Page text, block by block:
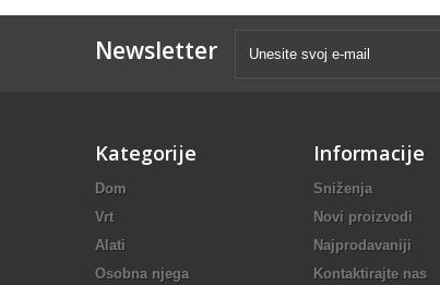
Newsletter
Kategorije
Dom
Vrt
Alati
Osobna njega
Informacije
Sniženja
Novi proizvodi
Najprodavaniji
Kontaktirajte nas